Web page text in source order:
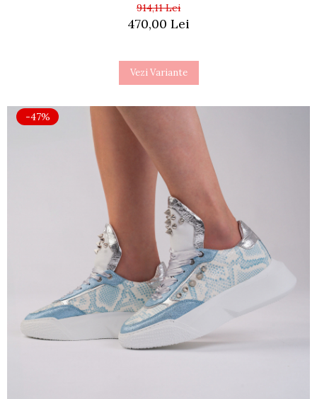
914,11 Lei
470,00 Lei
Vezi Variante
-47%